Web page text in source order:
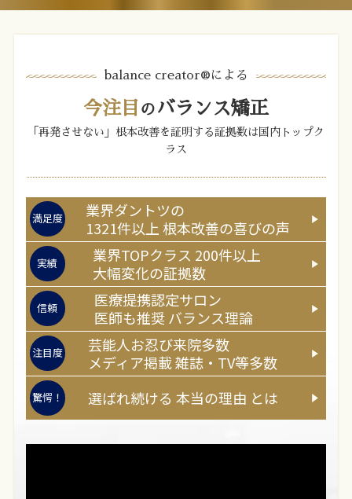
balance creator®︎による
今注目 の バランス矯正
「再発させない」根本改善を証明する証拠数は国内トップク
ラス
満足度
業界ダントツの
1321件以上根本改善の喜びの声
実績 業界TOPクラス 200件以上
大幅変化の証拠数
信頼
医療提携認定サロン
医師も推奨バランス理論
注目度
芸能人お忍び来院多数
メディア掲載雑誌・TV等多数
驚愕！ 選ばれ続ける 本当の理由 とは